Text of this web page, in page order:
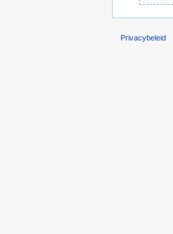
Privacybeleid